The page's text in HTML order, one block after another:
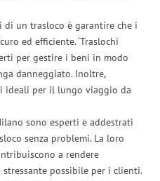
un trasloco è garantire che i
ed efficiente. ‘Traslochi
per gestire i beni in modo
danneggiato. Inoltre,
ideali per il lungo viaggio da
sono esperti e addestrati
senza problemi. La loro
a rendere
stressante possibile per i clienti.